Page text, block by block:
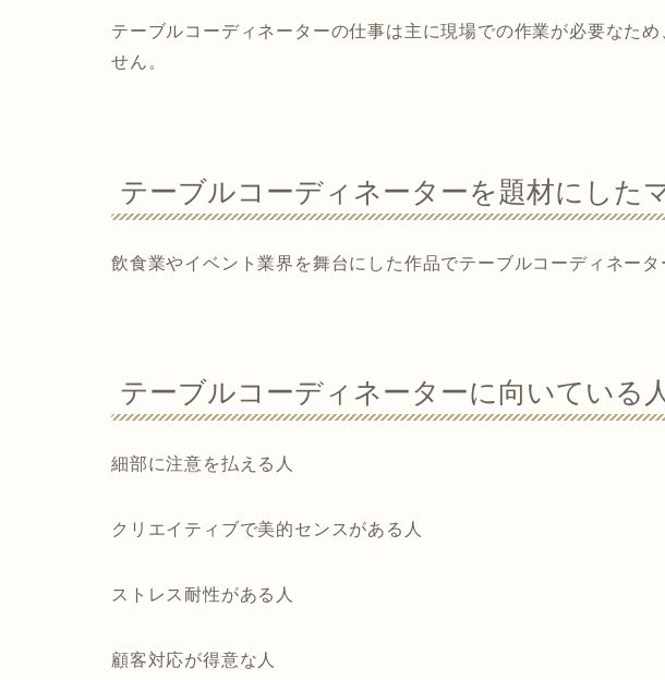
テーブルコーディネーターの仕事は主に現場での作業が必要なた
せん。
テーブルコーディネーターを題材にした
飲食業やイベント業界を舞台にした作品でテーブルコーディネータ
テーブルコーディネーターに向いている
細部に注意を払える人
クリエイティブで美的センスがある人
ストレス耐性がある人
顧客対応が得意な人